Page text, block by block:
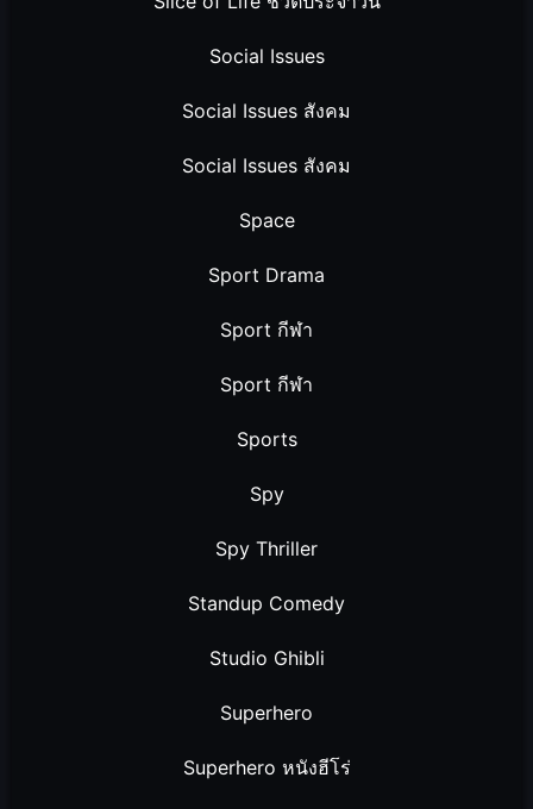
Social Issues
Social Issues สังคม
Social Issues สังคม
Space
Sport Drama
Sport กีฬา
Sport กีฬา
Sports
Spy
Spy Thriller
Standup Comedy
Studio Ghibli
Superhero
Superhero หนังฮีโร่